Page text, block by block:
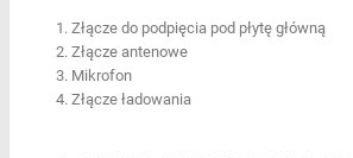
Złącze do podpięcia pod płytę główną
Złącze antenowe
Mikrofon
Złącze ładowania